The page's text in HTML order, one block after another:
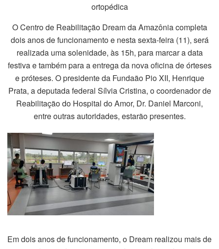
ortopédica
O Centro de Reabilitação Dream da Amazônia completa
dois anos de funcionamento e nesta sexta-feira (11), será
realizada uma solenidade, às 15h, para marcar a data
festiva e também para a entrega da nova oficina de órteses
e próteses. O presidente da Fundaão Pio XII, Henrique
Prata, a deputada federal Sílvia Cristina, o coordenador de
Reabilitação do Hospital do Amor, Dr. Daniel Marconi,
entre outras autoridades, estarão presentes.
Em dois anos de funcionamento, o Dream realizou mais de